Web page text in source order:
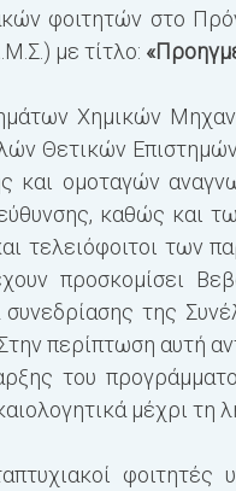
φοιτητών στο
με τίτλο:
Χημικών
Θετικών
και ομοταγών
καθώς και
τελειόφοιτοι των
προσκομίσει
της
περίπτωση αυτή
του
μέχρι τη
φοιτητές